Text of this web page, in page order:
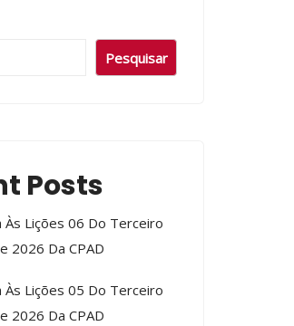
Pesquisar
Posts
Às Lições 06 Do Terceiro
2026 Da CPAD
Às Lições 05 Do Terceiro
2026 Da CPAD